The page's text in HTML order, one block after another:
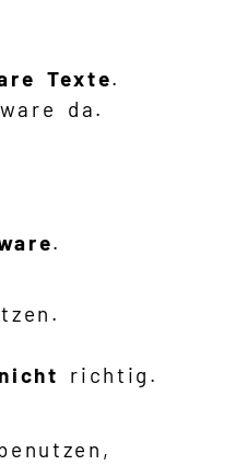
Texte.
da.
.
nicht
richtig.